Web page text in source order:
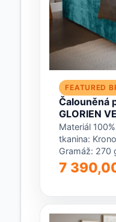
FEATURED
Čalouněná
GLORIEN
tyrkysová
Bonell
Materiál
tkanina:
Gramáž: 270
Délka: 207
7